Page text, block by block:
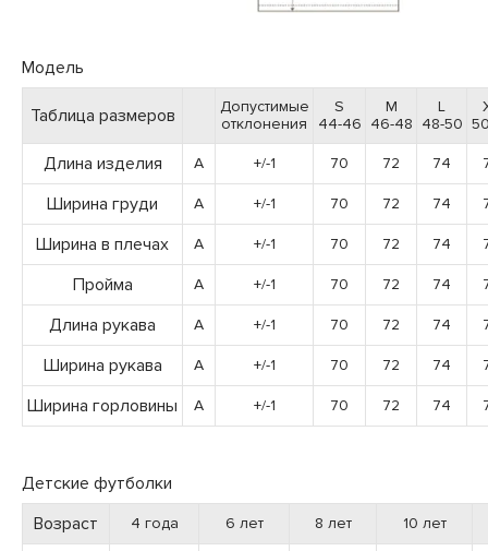
Модель
Таблица размеров
Допустимые
отклонения
S
44-46
M
46-48
L
48-50
Длина изделия A +/-1 70 72 74
Ширина груди A +/-1 70 72 74
Ширина в плечах A +/-1 70 72 74
Пройма A +/-1 70 72 74
Длина рукава A +/-1 70 72 74
Ширина рукава A +/-1 70 72 74
Ширина горловины A +/-1 70 72 74
Детские футболки
Возраст
4 года 6 лет 8 лет 10 лет